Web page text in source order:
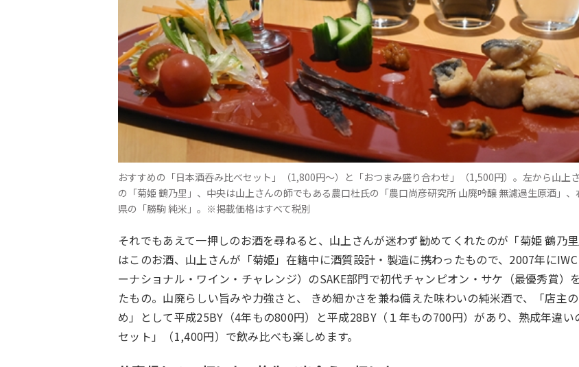
おすすめの「日本酒呑み比べセット」（1,800円〜）と「おつまみ盛り合わせ」（1,500円）。左から山上
の「菊姫 鶴乃里」、中央は山上さんの師でもある農口杜氏の「農口尚彦研究所 山廃吟醸 無濾過生原酒」、
県の「勝駒 純米」。※掲載価格はすべて税別
それでもあえて一押しのお酒を尋ねると、山上さんが迷わず勧めてくれたのが「菊姫 鶴乃
はこのお酒、山上さんが「菊姫」在籍中に酒質設計・製造に携わったもので、 2007年にIWC
ーナショナル・ワイン・チャレンジ）のSAKE部門で初代チャンピオン・サケ（最優秀賞）
たもの。山廃らしい旨みや力強さと、 きめ細かさを兼ね備えた味わいの純米酒で、「店主
め」として平成25BY （4年もの800円）と平成28BY （１年もの700円）があり、熟成年違い
セット」（1,400円）で飲み比べも楽しめます。